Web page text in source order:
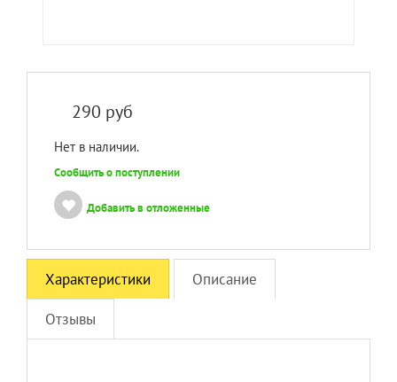
290 руб
Нет в наличии.
Сообщить о поступлении
Добавить в отложенные
Характеристики Описание
Отзывы